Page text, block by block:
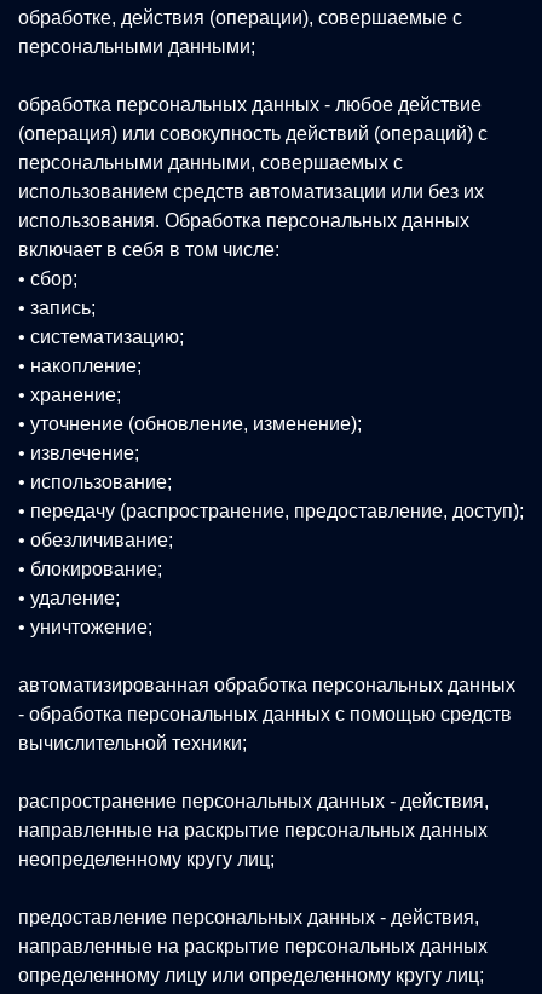
обработке, действия (операции), совершаемые с
персональными данными;
обработка персональных данных - любое действие
(операция) или совокупность действий (операций) с
персональными данными, совершаемых с
использованием средств автоматизации или без их
использования. Обработка персональных данных
включает в себя в том числе:
• сбор;
• запись;
• систематизацию;
• накопление;
• хранение;
• уточнение (обновление, изменение);
• извлечение;
• использование;
• передачу (распространение, предоставление, доступ);
• обезличивание;
• блокирование;
• удаление;
• уничтожение;
автоматизированная обработка персональных данных
- обработка персональных данных с помощью средств
вычислительной техники;
распространение персональных данных - действия,
направленные на раскрытие персональных данных
неопределенному кругу лиц;
предоставление персональных данных - действия,
направленные на раскрытие персональных данных
определенному лицу или определенному кругу лиц;